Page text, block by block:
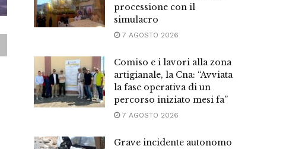
processione con il
simulacro
7 AGOSTO 2026
Comiso e i lavori alla zona
artigianale, la Cna: “Avviata
la fase operativa di un
percorso iniziato mesi fa”
7 AGOSTO 2026
Grave incidente autonomo